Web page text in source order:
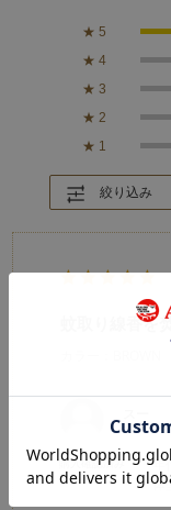
★ 5
★ 4
★ 3
★ 2
★ 1
絞り込み
蚊取り線香を
購入確認済み 年
体